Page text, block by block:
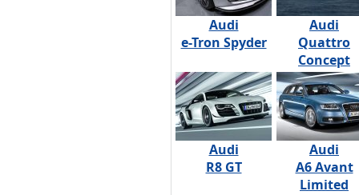
Audi
e-Tron Spyder
Audi
Quattro
Concept
Audi
R8 GT
Audi
A6 Avant
Limited